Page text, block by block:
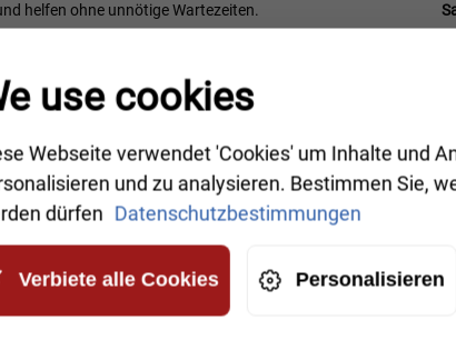
helfen ohne unnötige Wartezeiten.
Sprachen
erhalten, helfen wir in mehreren Sprachen.
Rumänisch Russisch
use cookies
Webseite verwendet 'Cookies' um Inhalte und
und zu analysieren. Bestimmen Sie,
dürfen Datenschutzbestimmungen
Verbiete alle Cookies Personalisieren